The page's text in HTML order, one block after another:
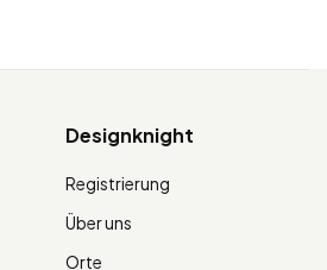
Designknight
Registrierung
Über uns
Orte